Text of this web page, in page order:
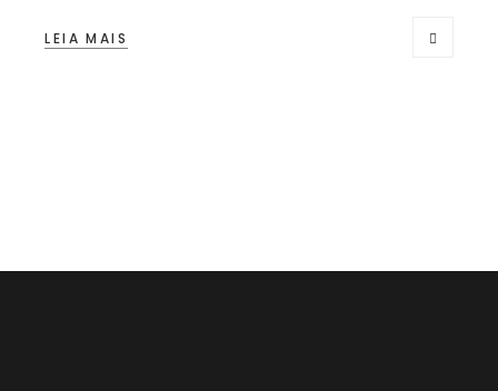
LEIA MAIS